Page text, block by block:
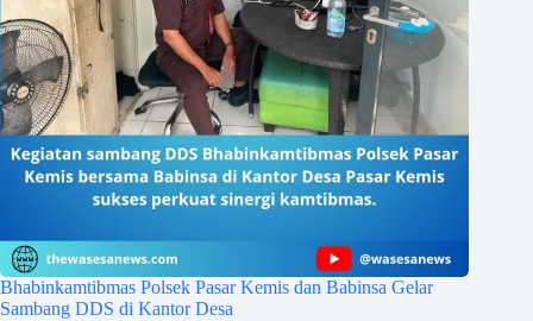
Bhabinkamtibmas Polsek Pasar Kemis dan Babinsa Gelar
Sambang DDS di Kantor Desa